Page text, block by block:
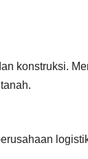
konstruksi.